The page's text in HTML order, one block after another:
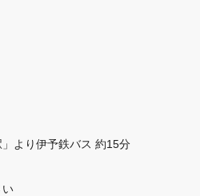
より伊予鉄バス 約15分
い